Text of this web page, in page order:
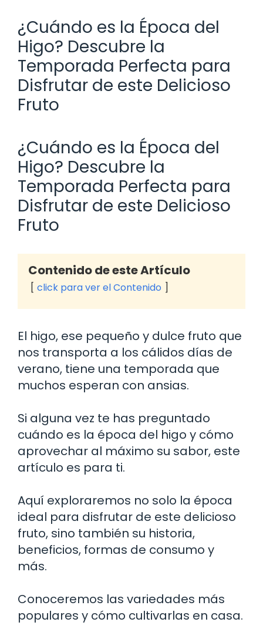
¿Cuándo es la Época del
Higo? Descubre la
Temporada Perfecta para
Disfrutar de este Delicioso
Fruto
¿Cuándo es la Época del
Higo? Descubre la
Temporada Perfecta para
Disfrutar de este Delicioso
Fruto
Contenido de este Artículo
click para ver el Contenido
El higo, ese pequeño y dulce fruto que
nos transporta a los cálidos días de
verano, tiene una temporada que
muchos esperan con ansias.
Si alguna vez te has preguntado
cuándo es la época del higo y cómo
aprovechar al máximo su sabor, este
artículo es para ti.
Aquí exploraremos no solo la época
ideal para disfrutar de este delicioso
fruto, sino también su historia,
beneficios, formas de consumo y
más.
Conoceremos las variedades más
populares y cómo cultivarlas en casa.